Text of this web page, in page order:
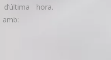
d’última hora.
amb: